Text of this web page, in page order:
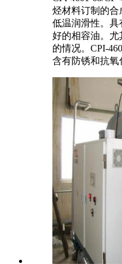
烃材料订制的合
低温润滑性。具
好的相容油。尤
的情况。CPI-
含有防锈和抗氧